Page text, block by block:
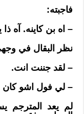
فاجبته:
– اه بن كاينه. آه ذا
نظر البقال في
– لقد جننت انت.
– لي فول اشو كان
لم يعد المترجم